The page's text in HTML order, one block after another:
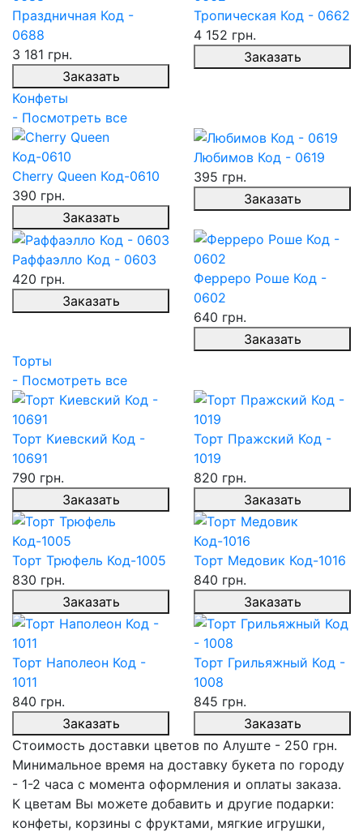
Праздничная Код -
0688
3 181 грн.
Заказать
Тропическая Код - 0662
4 152 грн.
Заказать
Конфеты
- Посмотреть все
Cherry Queen Код-0610
390 грн.
Заказать
Любимов Код - 0619
395 грн.
Заказать
Раффаэлло Код - 0603
420 грн.
Заказать
Ферреро Роше Код -
0602
640 грн.
Заказать
Торты
- Посмотреть все
Торт Киевский Код -
10691
790 грн.
Заказать
Торт Пражский Код -
1019
820 грн.
Заказать
Торт Трюфель Код-1005
830 грн.
Заказать
Торт Медовик Код-1016
840 грн.
Заказать
Торт Наполеон Код -
1011
840 грн.
Заказать
Торт Грильяжный Код -
1008
845 грн.
Заказать
Стоимость доставки цветов по Алуште - 250 грн.
Минимальное время на доставку букета по городу
- 1-2 часа с момента оформления и оплаты заказа.
К цветам Вы можете добавить и другие подарки:
конфеты, корзины с фруктами, мягкие игрушки,